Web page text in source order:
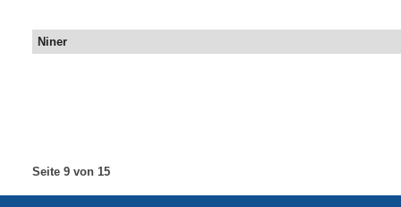
Niner
Seite 9 von 15